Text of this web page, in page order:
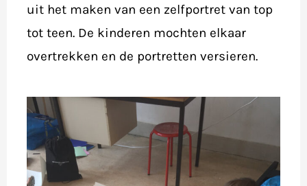
uit het maken van een zelfportret van top
tot teen. De kinderen mochten elkaar
overtrekken en de portretten versieren.